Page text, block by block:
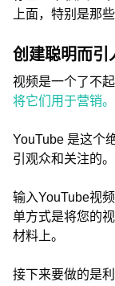
上面，特别是那
创建聪明而引
视频是一个了不
将它们用于营销。
YouTube 是这个
引观众和关注的。
输入YouTube视
单方式是将您的
材料上。
接下来要做的是